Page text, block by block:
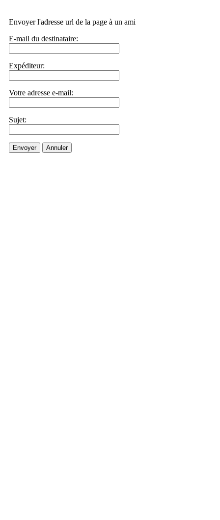
Envoyer l'adresse url de la page à un ami
E-mail du destinataire:
Expéditeur:
Votre adresse e-mail:
Sujet:
Envoyer Annuler